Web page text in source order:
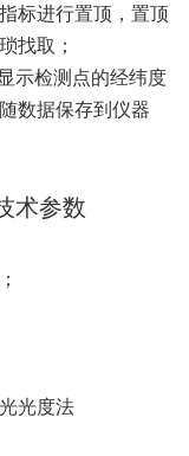
标进行置顶，置顶
找取；
示检测点的经纬度
数据保存到仪器
术参数
光度法